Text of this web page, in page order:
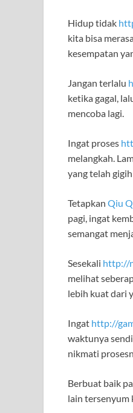
Hidup tidak
kita bisa
kesempatan
Jangan terlalu
ketika gagal,
mencoba lagi.
Ingat proses
melangkah.
yang telah
Tetapkan Qiu
pagi, ingat
semangat
Sesekali http://
melihat
lebih kuat dari
Ingat http://
waktunya
nikmati
Berbuat baik
lain tersenyum